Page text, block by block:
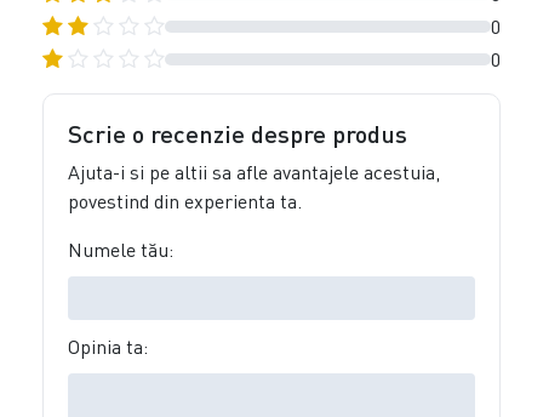
0
0
Scrie o recenzie despre produs
Ajuta-i si pe altii sa afle avantajele acestuia,
povestind din experienta ta.
Numele tău:
Opinia ta: